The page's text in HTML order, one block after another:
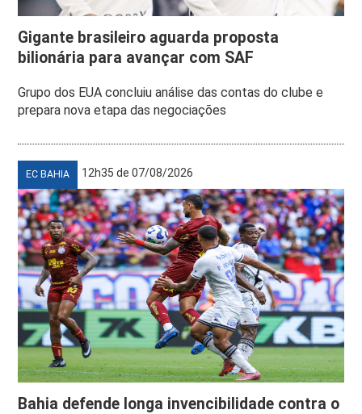
Gigante brasileiro aguarda proposta
bilionária para avançar com SAF
Grupo dos EUA concluiu análise das contas do clube e
prepara nova etapa das negociações
EC BAHIA 12h35 de 07/08/2026
Bahia defende longa invencibilidade contra o